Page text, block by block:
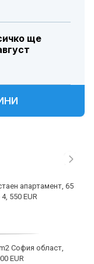
ще
апартамент, 65
550 EUR
София област,
EUR